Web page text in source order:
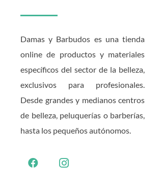
Damas y Barbudos es una tienda
online de productos y materiales
específicos del sector de la belleza,
exclusivos para profesionales.
Desde grandes y medianos centros
de belleza, peluquerías o barberías,
hasta los pequeños autónomos.